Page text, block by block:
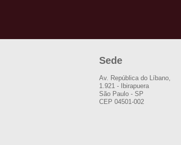
Sede
Av. República do Líbano,
1.921 - Ibirapuera
São Paulo - SP
CEP 04501-002